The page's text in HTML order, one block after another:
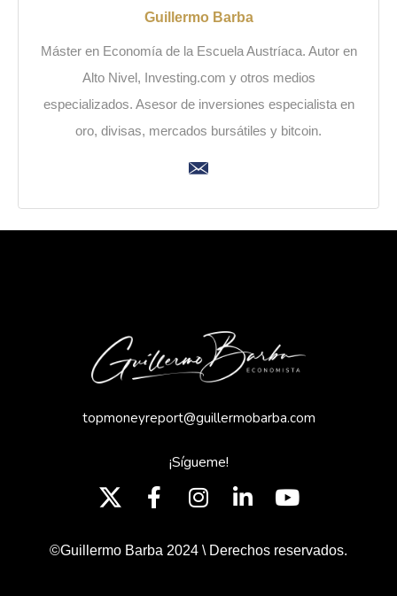
Guillermo Barba
Máster en Economía de la Escuela Austríaca. Autor en
Alto Nivel, Investing.com y otros medios
especializados. Asesor de inversiones especialista en
oro, divisas, mercados bursátiles y bitcoin.
topmoneyreport@guillermobarba.com
¡Sígueme!
©Guillermo Barba 2024 \ Derechos reservados.